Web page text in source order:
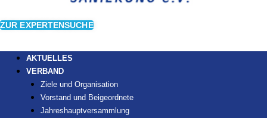
ZUR EXPERTENSUCHE
AKTUELLES
VERBAND
Ziele und Organisation
Vorstand und Beigeordnete
Jahreshauptversammlung